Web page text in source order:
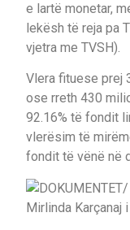
e lartë monetar,
lekësh të reja pa
vjetra me TVSH).
Vlera fituese prej
ose rreth 430
92.16% të fondit
vlerësim të
fondit të vënë në